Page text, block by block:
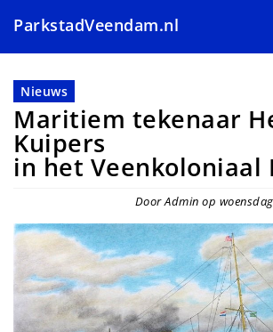
en
naar
de
inhoud
gaan
ParkstadVeendam.nl
Nieuws
Maritiem tekenaar
Kuipers
in het Veenkoloniaal
Door Admin op